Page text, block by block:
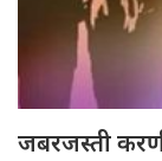
जबरजस्ती